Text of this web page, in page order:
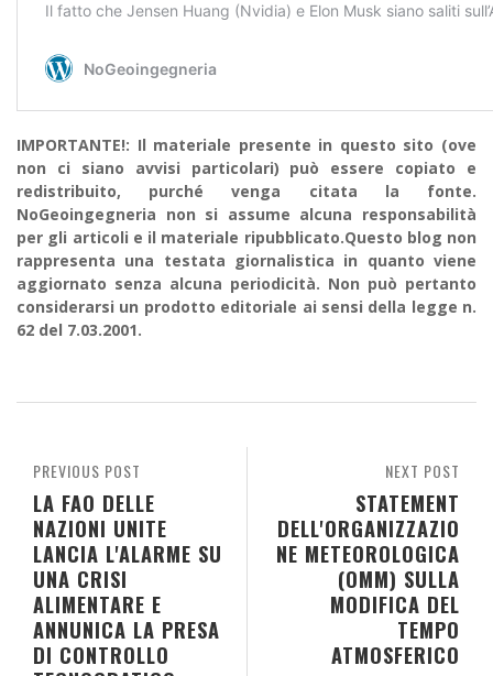
IMPORTANTE!: Il materiale presente in questo sito (ove
non ci siano avvisi particolari) può essere copiato e
redistribuito, purché venga citata la fonte.
NoGeoingegneria non si assume alcuna responsabilità
per gli articoli e il materiale ripubblicato.Questo blog non
rappresenta una testata giornalistica in quanto viene
aggiornato senza alcuna periodicità. Non può pertanto
considerarsi un prodotto editoriale ai sensi della legge n.
62 del 7.03.2001.
NEXT POST
STATEMENT
DELL'ORGANIZZAZIO
NE METEOROLOGICA
(OMM) SULLA
MODIFICA DEL
TEMPO
ATMOSFERICO
PREVIOUS POST
LA FAO DELLE
NAZIONI UNITE
LANCIA L'ALARME SU
UNA CRISI
ALIMENTARE E
ANNUNICA LA PRESA
DI CONTROLLO